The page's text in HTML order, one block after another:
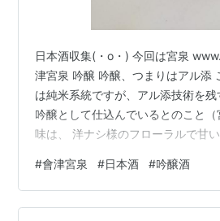
日本酒収集(・o・) 今回は宮泉
津宮泉 吟醸 吟醸、つまりはアル添
は純米系統ですが、アル添技術を残
吟醸として仕込んでいるとのこと
味は、 洋ナシ様のフローラルで甘
具合がかなり良い感じで、飲み飽き
ですがレーダー フルーティでキレ
した(^^♪ ↓前回の宮泉 gatao-
#會津宮泉 #日本酒 #吟醸酒